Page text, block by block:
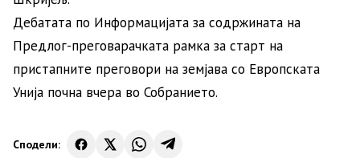
Дебатата по Информацијата за содржината на
Предлог-преговарачката рамка за старт на
пристапните преговори на земјава со Европската
Унија почна вчера во Собранието.
Сподели: